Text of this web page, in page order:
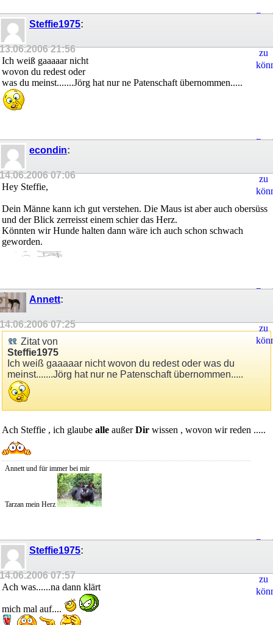
zu
Steffie1975:
13.06.200621:56
Ich weiß gaaaaar nicht
wovon du redest oder
was du meinst.......Jörg hat nur ne Patenschaft übernommen.....
zu
econdin:
14.06.200607:06
Hey Steffie,
Dein Männe kann ich gut verstehen. Die Maus ist aber auch obersüss
und der Blick zerreisst einem schier das Herz.
Könnten wir Hunde halten dann wäre ich auch schon schwach
geworden.
zu
Annett:
14.06.200607:25
Zitat von
Steffie1975
Ich weiß gaaaaar nicht wovon du redest oder was du
meinst.......Jörg hat nur ne Patenschaft übernommen.....
Ach Steffie , ich glaube alle außerDir wissen , wovon wir reden .....
Annett und für immer bei mir
Tarzan mein Herz
zu
Steffie1975:
14.06.200607:57
Ach was......na dann klärt
mich mal auf....